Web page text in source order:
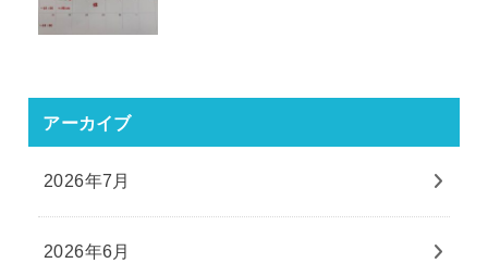
アーカイブ
2026年7月
2026年6月